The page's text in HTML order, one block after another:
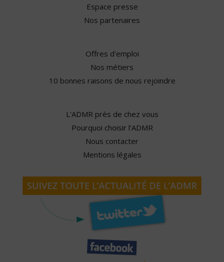
Espace presse
Nos partenaires
Offres d'emploi
Nos métiers
10 bonnes raisons de nous rejoindre
L'ADMR près de chez vous
Pourquoi choisir l'ADMR
Nous contacter
Mentions légales